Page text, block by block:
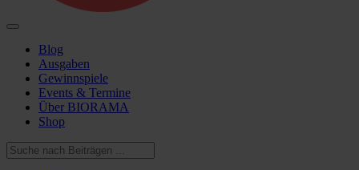
Blog
Ausgaben
Gewinnspiele
Events & Termine
Über BIORAMA
Shop